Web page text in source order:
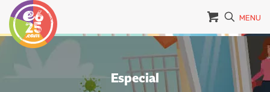
MENU
Especial